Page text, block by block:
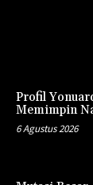
Profil
Memimpin
6 Agustus 2026